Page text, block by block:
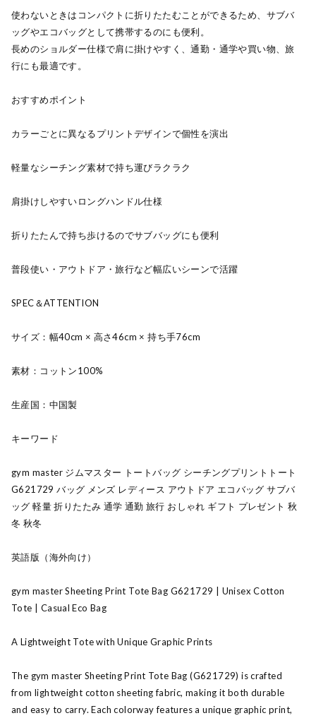
使わないときはコンパクトに折りたたむことができるため、サブバ
ッグやエコバッグとして携帯するのにも便利。
長めのショルダー仕様で肩に掛けやすく、通勤・通学や買い物、旅
行にも最適です。
おすすめポイント
カラーごとに異なるプリントデザインで個性を演出
軽量なシーチング素材で持ち運びラクラク
肩掛けしやすいロングハンドル仕様
折りたたんで持ち歩けるのでサブバッグにも便利
普段使い・アウトドア・旅行など幅広いシーンで活躍
SPEC＆ATTENTION
サイズ：幅40cm × 高さ46cm × 持ち手76cm
素材：コットン100%
生産国：中国製
キーワード
gym master ジムマスター トートバッグ シーチングプリントトート
G621729 バッグ メンズ レディース アウトドア エコバッグ サブバ
ッグ 軽量 折りたたみ 通学 通勤 旅行 おしゃれ ギフト プレゼント 秋
冬 秋冬
英語版（海外向け）
gym master Sheeting Print Tote Bag G621729 | Unisex Cotton
Tote | Casual Eco Bag
A Lightweight Tote with Unique Graphic Prints
The gym master Sheeting Print Tote Bag (G621729) is crafted
from lightweight cotton sheeting fabric, making it both durable
and easy to carry. Each colorway features a unique graphic print,